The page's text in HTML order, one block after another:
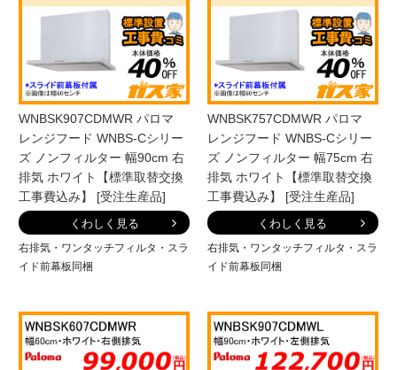
WNBSK907CDMWR パロマ
レンジフード WNBS-Cシリー
ズ ノンフィルター 幅90cm 右
排気 ホワイト【標準取替交換
工事費込み】 [受注生産品]
くわしく見る
右排気・ワンタッチフィルタ・スラ
イド前幕板同梱
WNBSK757CDMWR パロマ
レンジフード WNBS-Cシリー
ズ ノンフィルター 幅75cm 右
排気 ホワイト【標準取替交換
工事費込み】 [受注生産品]
くわしく見る
右排気・ワンタッチフィルタ・スラ
イド前幕板同梱